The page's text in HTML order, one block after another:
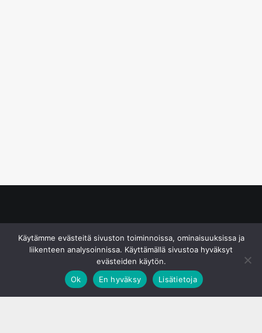
Käytämme evästeitä sivuston toiminnoissa, ominaisuuksissa ja
liikenteen analysoinnissa. Käyttämällä sivustoa hyväksyt
evästeiden käytön.
Ok
En hyväksy Lisätietoja